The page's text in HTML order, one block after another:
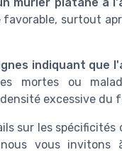
favorable, surtout
indiquant que
mortes ou
excessive du
sur les spécificités
vous invitons